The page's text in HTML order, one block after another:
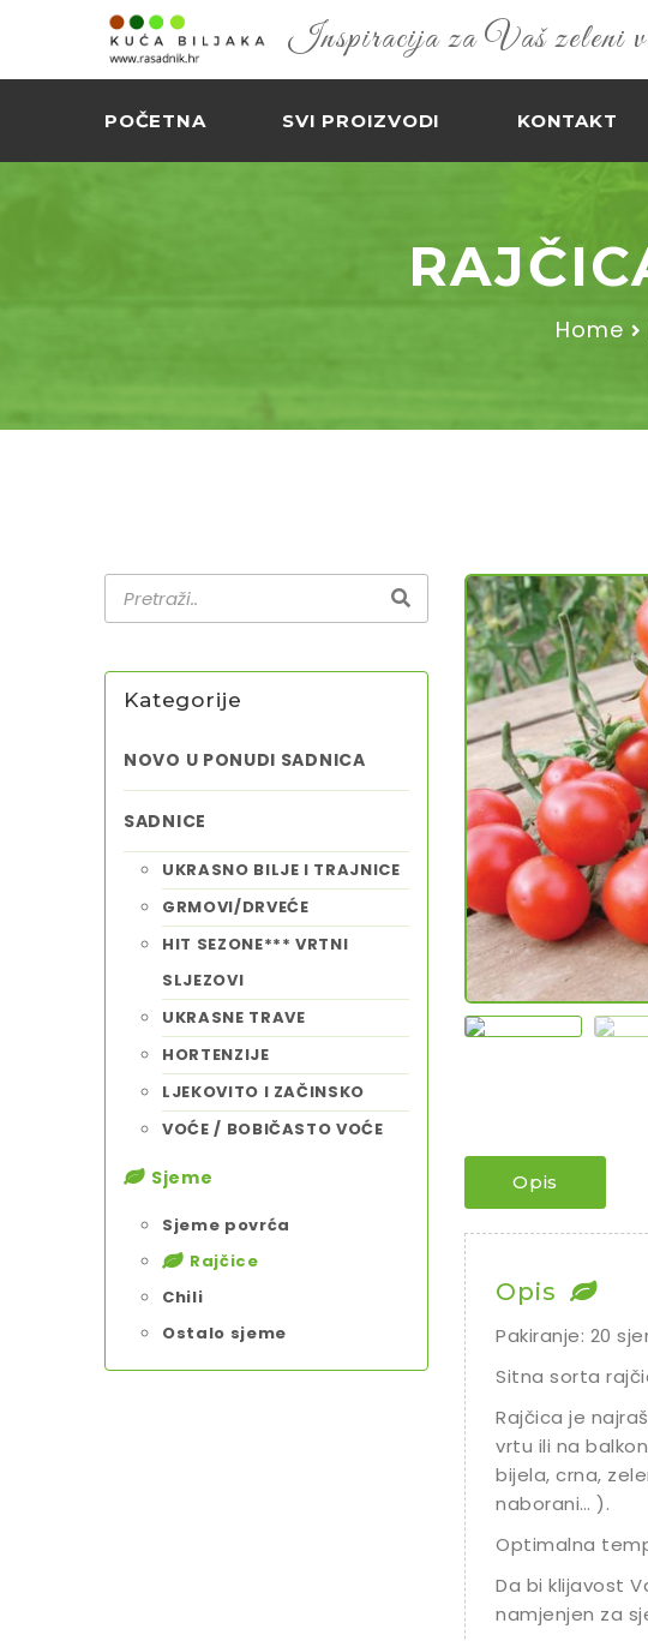
Inspiracija za Vaš zeleni
POČETNA SVI PROIZVODI KONTAKT
Home
Kategorije
NOVO U PONUDI SADNICA
SADNICE
UKRASNO BILJE I TRAJNICE
GRMOVI/DRVEĆE
HIT SEZONE*** VRTNI
SLJEZOVI
UKRASNE TRAVE
HORTENZIJE
LJEKOVITO I ZAČINSKO
VOĆE / BOBIČASTO VOĆE
Sjeme
Sjeme povrća
Rajčice
Chili
Ostalo sjeme
Opis
Opis
Pakiranje: 20
Sitna sorta
Rajčica je
vrtu ili na
bijela, crna,
naborani… ).
Optimalna
Da bi klijavost
namjenjen za